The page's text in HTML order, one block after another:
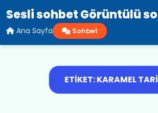
Sesli sohbet Görüntülü
Ana Sayfa Sohbet
ETIKET: KARAMEL